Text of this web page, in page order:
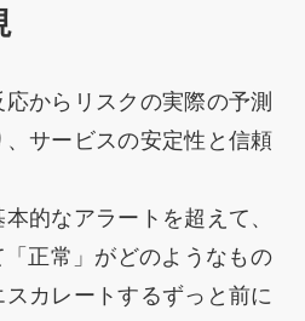
からリスクの実際の予測
サービスの安定性と信頼
本的なアラートを超えて、
正常」がどのようなもの
カレートするずっと前に